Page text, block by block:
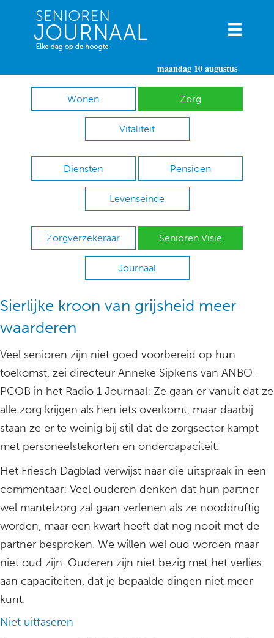
maandag 10 augustus
Wonen Zorg
Vitaliteit
Diensten Pensioen
Levenseinde
Zorgverzekeraar Senioren Visie
Journaal
Sierlijke kroon van grijsheid meer
waarderen
Veel senioren zijn niet goed voorbereid op hun
toekomst, zei directeur Anneke Sipkens van ANBO-
PCOB in het Radio 1 Journaal: Ze gaan er vanuit dat ze
alle zorg krijgen als hen iets overkomt, maar daarbij
staan ze er te weinig bij stil dat de zorgsector kampt
met personeelstekorten en ondercapaciteit.
Het Friesch Dagblad verwijst naar die uitspraak in een
commentaar: Veel ouderen denken dat hun partner
wel mantelzorg zal gaan verlenen als ze nooddruftig
worden, maar een kwart heeft dat nog nooit met de
partner besproken. We willen wel oud worden maar
niet oud zijn. Ouderen zijn niet bezig met het verlies
aan capaciteiten, dat je bepaalde dingen niet meer
kunt.
Niet uitfaseren